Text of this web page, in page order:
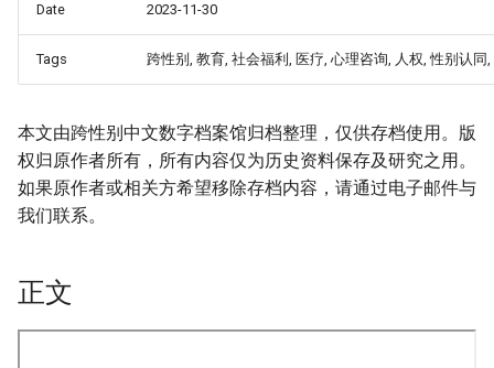
Date 2023-11-30
Tags 跨性别, 教育, 社会福利, 医疗, 心理咨询, 人权, 性别认同
本文由跨性别中文数字档案馆归档整理，仅供存档使用。版
权归原作者所有，所有内容仅为历史资料保存及研究之用。
如果原作者或相关方希望移除存档内容，请通过电子邮件与
我们联系。
正文